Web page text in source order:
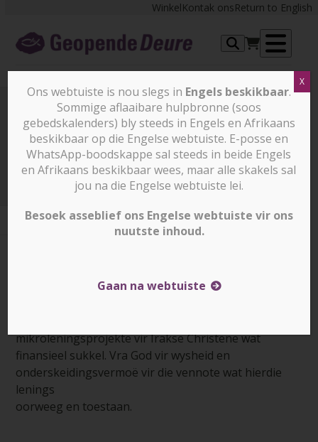
content
WinkelKontak onsReturn to English
Prayer Points
Prayer Points 12 Mei 2025
mikroleningsprojekte vir Irakse Christene wat
finansieel sukkel. Vra God vir wysheid en
onderskeidingsvermoë vir die vennote wat hierdie
lenings
oorweeg en toestaan.
Ons webtuiste is nou slegs in Engels beskikbaar.
Sommige aflaaibare hulpbronne (soos
gebedskalenders) bly steeds in Engels en Afrikaans
beskikbaar op die Engelse webtuiste. E-posse en
WhatsApp-boodskappe sal steeds in beide Engels
en Afrikaans beskikbaar wees, maar alle skakels sal
jou na die Engelse webtuiste lei.
Besoek asseblief ons Engelse webtuiste vir ons
nuutste inhoud.
Gaan na webtuiste
X